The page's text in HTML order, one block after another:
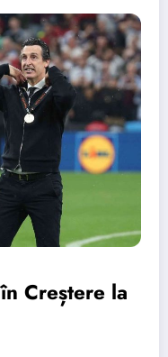
Creștere la